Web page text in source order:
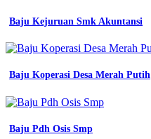
Baju Kejuruan Smk Akuntansi
Baju Koperasi Desa Merah Putih
Baju Pdh Osis Smp